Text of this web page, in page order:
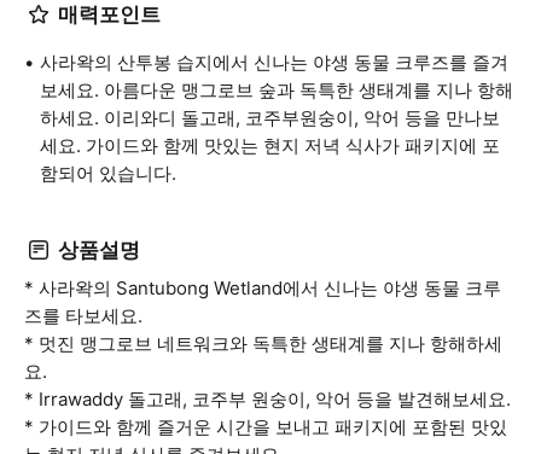
매력포인트
사라왁의 산투봉 습지에서 신나는 야생 동물 크루즈를 즐겨
보세요. 아름다운 맹그로브 숲과 독특한 생태계를 지나 항해
하세요. 이리와디 돌고래, 코주부원숭이, 악어 등을 만나보
세요. 가이드와 함께 맛있는 현지 저녁 식사가 패키지에 포
함되어 있습니다.
상품설명
* 사라왁의 Santubong Wetland에서 신나는 야생 동물 크루
즈를 타보세요.
* 멋진 맹그로브 네트워크와 독특한 생태계를 지나 항해하세
요.
* Irrawaddy 돌고래, 코주부 원숭이, 악어 등을 발견해보세요.
* 가이드와 함께 즐거운 시간을 보내고 패키지에 포함된 맛있